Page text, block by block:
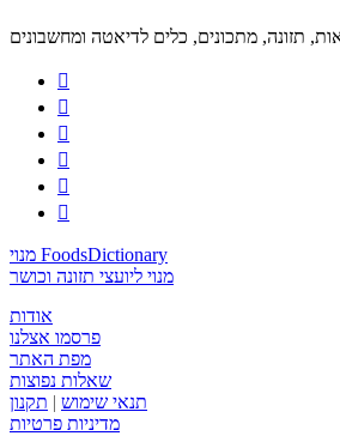
תזונה, מתכונים, כלים לדיאטה ומחשבונים






מנוי FoodsDictionary
מנוי ליועצי תזונה וכושר
אודות
פרסמו אצלנו
מפת האתר
שאלות נפוצות
תנאי שימוש | תקנון
מדיניות פרטיות